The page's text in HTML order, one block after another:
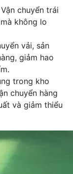
Vận chuyển trái
không lo
vải, sản
giảm hao
trong kho
chuyển hàng
và giảm thiểu